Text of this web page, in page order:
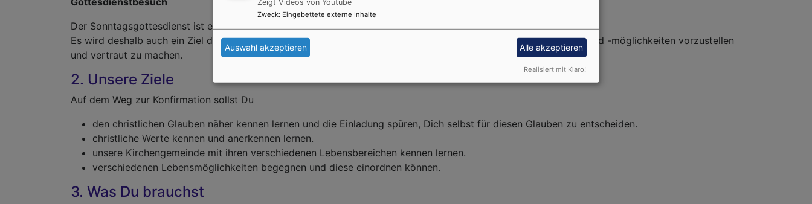
Der Sonntagsgottesdienst ist eine ganz wichtige Veranstaltung für uns Christen in unserer Gemeinde.
Es wird deshalb auch ein Ziel des Konfirmandenjahres sein, Euch die ganz unterschiedlichen Gottesdienstformen und -möglichkeiten vorzustellen
und vertraut zu machen.
2. Unsere Ziele
Auf dem Weg zur Konfirmation sollst Du
den christlichen Glauben näher kennen lernen und die Einladung spüren, Dich selbst für diesen Glauben zu entscheiden.
christliche Werte kennen und anerkennen lernen.
unsere Kirchengemeinde mit ihren verschiedenen Lebensbereichen kennen lernen.
verschiedenen Lebensmöglichkeiten begegnen und diese einordnen können.
3. Was Du brauchst
Zeigt Videos von Youtube
Zweck: Eingebettete externe Inhalte
Auswahl akzeptieren Alle akzeptieren
Realisiert mit Klaro!